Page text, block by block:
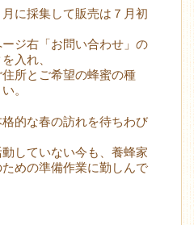
に採集して販売は７月初
ジ右「お問い合わせ」の
入れ、
所とご希望の蜂蜜の種
。
的な春の訪れを待ちわび
していない今も、養蜂家
めの準備作業に勤しんで